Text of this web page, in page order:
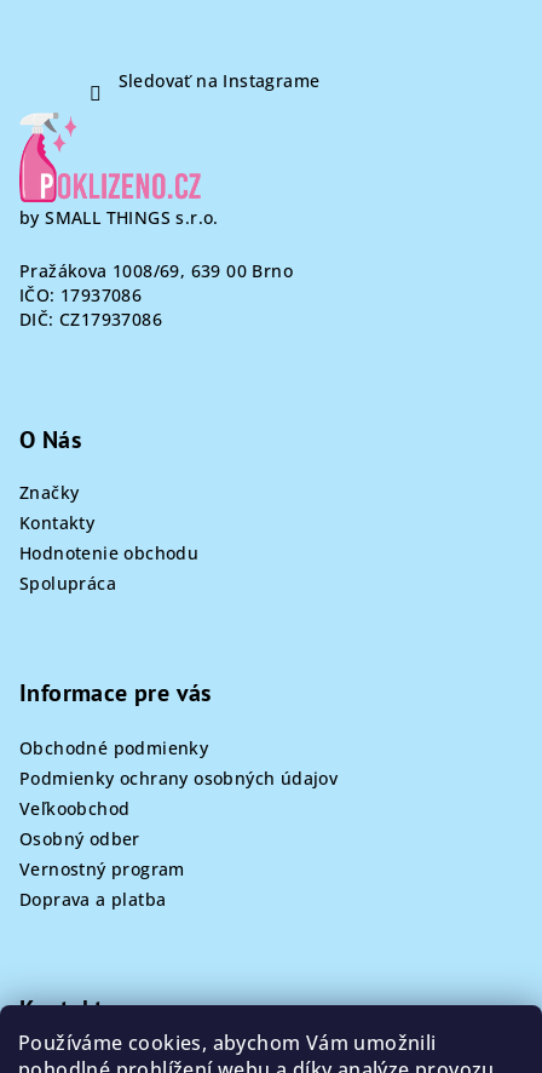
Používáme cookies, abychom Vám umožnili
Sledovať na Instagrame
by SMALL THINGS s.r.o.
Pražákova 1008/69, 639 00 Brno
IČO: 17937086
DIČ: CZ17937086
O Nás
Značky
Kontakty
Hodnotenie obchodu
Spolupráca
Informace pre vás
Obchodné podmienky
Podmienky ochrany osobných údajov
Veľkoobchod
Osobný odber
Vernostný program
Doprava a platba
Kontakt
info@poklizeno.cz